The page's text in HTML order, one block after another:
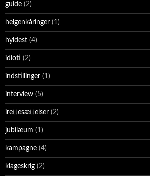
guide (2)
helgenkåringer (1)
hyldest (4)
idioti (2)
indstillinger (1)
interview (5)
irettesættelser (2)
jubilæum (1)
kampagne (4)
klageskrig (2)